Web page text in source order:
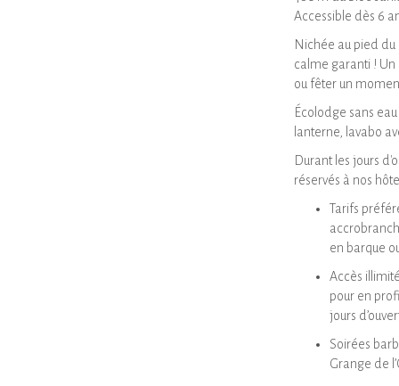
Accessible dès 6
Nichée au pied du
calme garanti ! Un
ou fêter un
Écolodge sans
lanterne, lavabo
Durant les jours
réservés à nos
Tarifs
en barque
Accès
pour en
jours
Soirées
Grange de